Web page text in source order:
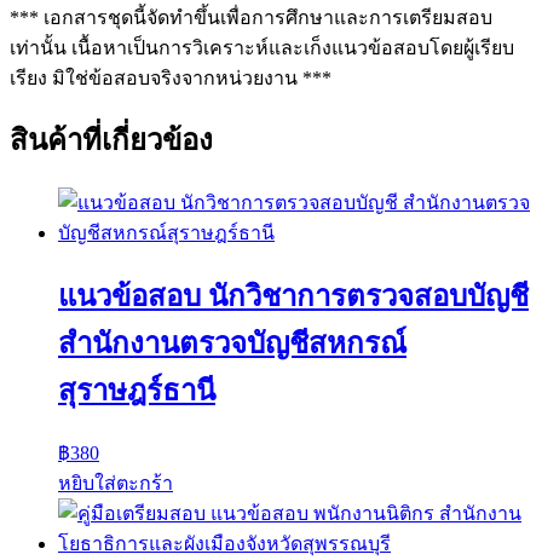
*** เอกสารชุดนี้จัดทำขึ้นเพื่อการศึกษาและการเตรียมสอบ
เท่านั้น เนื้อหาเป็นการวิเคราะห์และเก็งแนวข้อสอบโดยผู้เรียบ
เรียง มิใช่ข้อสอบจริงจากหน่วยงาน ***
สินค้าที่เกี่ยวข้อง
แนวข้อสอบ นักวิชาการตรวจสอบบัญชี
สำนักงานตรวจบัญชีสหกรณ์
สุราษฎร์ธานี
฿380
หยิบใส่ตะกร้า